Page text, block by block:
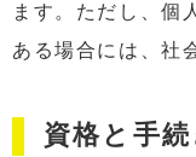
ます。ただし、個
ある場合には、社
資格と手